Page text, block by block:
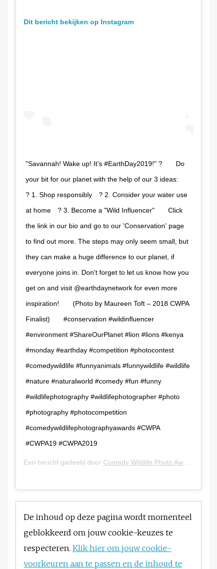
Dit bericht bekijken op Instagram
"Savannah! Wake up! It's #EarthDay2019!" ?⠀ ⠀ Do
your bit for our planet with the help of our 3 ideas:⠀ ⠀
? 1. Shop responsibly⠀ ? 2. Consider your water use
at home⠀ ? 3. Become a "Wild Influencer"⠀ ⠀ Click
the link in our bio and go to our 'Conservation' page
to find out more. The steps may only seem small, but
they can make a huge difference to our planet, if
everyone joins in. Don't forget to let us know how you
get on and visit @earthdaynetwork for even more
inspiration!⠀ ⠀ (Photo by Maureen Toft – 2018 CWPA
Finalist)⠀ ⠀ #conservation #wildinfluencer
#environment #ShareOurPlanet #lion #lions #kenya
#monday #earthday #competition #photocontest
#comedywildlife #funnyanimals #funnywildlife #wildlife
#nature #naturalworld #comedy #fun #funny
#wildlifephotography #wildlifephotographer #photo
#photography #photocompetition
#comedywildlifephotographyawards #CWPA
#CWPA19 #CWPA2019
Een bericht gedeeld door Comedy Wildlife Photo Awards
De inhoud op deze pagina wordt momenteel
geblokkeerd om jouw cookie-keuzes te
respecteren. Klik hier om jouw cookie-
voorkeuren aan te passen en de inhoud te